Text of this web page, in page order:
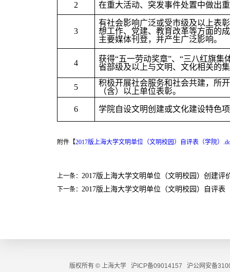
2 在重大活动、突发事件处置中做出
3
有社会影响广泛或受市级及以上表
想工作、党建、教育改革等方面的
主要媒体刊登，并产生广泛影响。
4
获得“五一劳动奖章”、“三八红旗集
省部级及以上与文明、文化相关的
5
积极开展社会服务和社会共建，所
（含）以上单位表彰。
6 学院自设文明创建或文化建设特色
附件【2017版上海大学文明单位（文明校园）自评表（学院）
上一条： 2017版上海大学文明单位（文明校园）创建评
下一条： 2017版上海大学文明单位（文明校园）自评表
版权所有 © 上海大学 沪ICP备09014157
沪公网安备